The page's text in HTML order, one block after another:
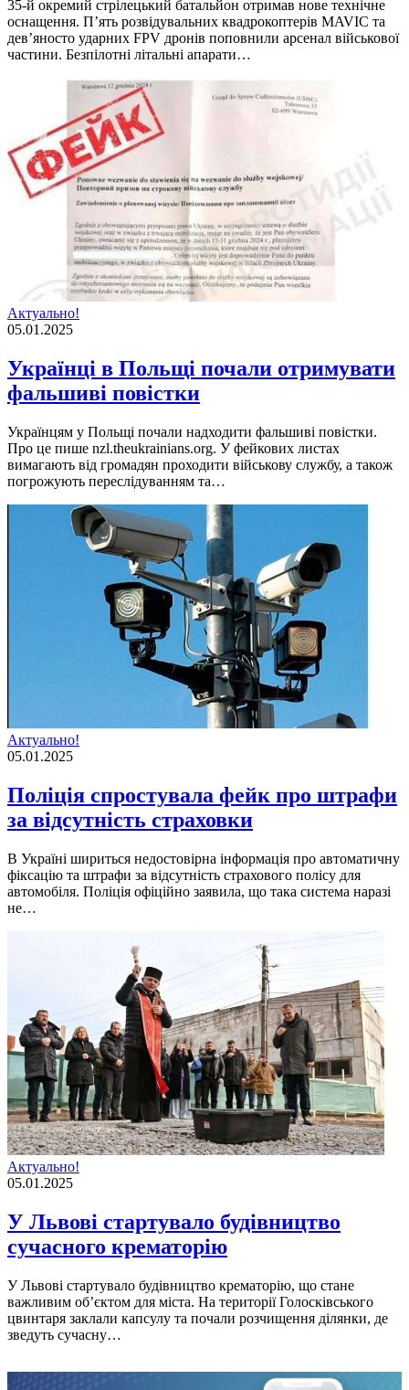
35-й окремий стрілецький батальйон отримав нове технічне
оснащення. П’ять розвідувальних квадрокоптерів MAVIC та
дев’яносто ударних FPV дронів поповнили арсенал військової
частини. Безпілотні літальні апарати…
Актуально!
05.01.2025
Українці в Польщі почали отримувати
фальшиві повістки
Українцям у Польщі почали надходити фальшиві повістки.
Про це пише nzl.theukrainians.org. У фейкових листах
вимагають від громадян проходити військову службу, а також
погрожують переслідуванням та…
Актуально!
05.01.2025
Поліція спростувала фейк про штрафи
за відсутність страховки
В Україні шириться недостовірна інформація про автоматичну
фіксацію та штрафи за відсутність страхового полісу для
автомобіля. Поліція офіційно заявила, що така система наразі
не…
Актуально!
05.01.2025
У Львові стартувало будівництво
сучасного крематорію
У Львові стартувало будівництво крематорію, що стане
важливим об’єктом для міста. На території Голосківського
цвинтаря заклали капсулу та почали розчищення ділянки, де
зведуть сучасну…